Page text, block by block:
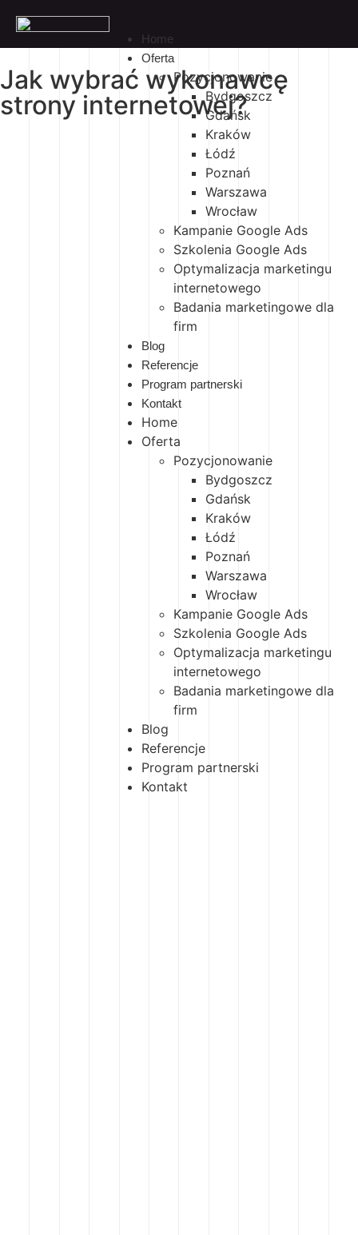
Home
Oferta
Pozycjonowanie
Bydgoszcz
Gdańsk
Kraków
Łódź
Poznań
Warszawa
Wrocław
Kampanie Google Ads
Szkolenia Google Ads
Optymalizacja marketingu
internetowego
Badania marketingowe dla
firm
Blog
Referencje
Program partnerski
Kontakt
Home
Oferta
Pozycjonowanie
Bydgoszcz
Gdańsk
Kraków
Łódź
Poznań
Warszawa
Wrocław
Kampanie Google Ads
Szkolenia Google Ads
Optymalizacja marketingu
internetowego
Badania marketingowe dla
firm
Blog
Referencje
Program partnerski
Kontakt
Jak wybrać wykonawcę
strony internetowej?